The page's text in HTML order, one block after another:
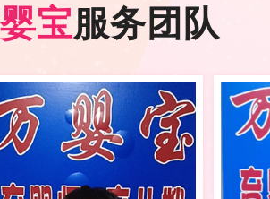
宝服务团队